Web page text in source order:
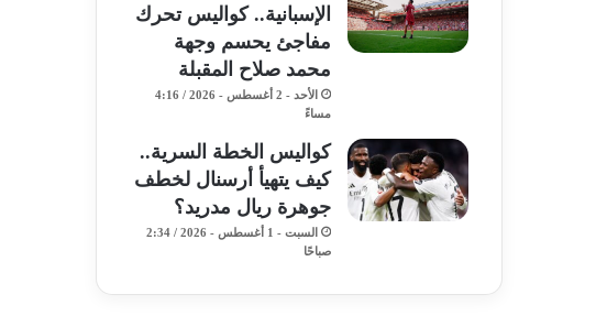
الإسبانية.. كواليس تحرك
مفاجئ يحسم وجهة
محمد صلاح المقبلة
الأحد - 2 أغسطس - 2026 / 4:16
مساءً
كواليس الخطة السرية..
كيف يتهيأ أرسنال لخطف
جوهرة ريال مدريد؟
السبت - 1 أغسطس - 2026 / 2:34
صباحًا